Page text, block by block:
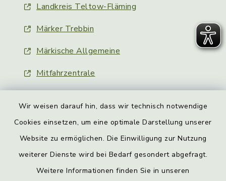
Wir weisen darauf hin, dass wir technisch notwendige
Cookies einsetzen, um eine optimale Darstellung unserer
Website zu ermöglichen. Die Einwilligung zur Nutzung
weiterer Dienste wird bei Bedarf gesondert abgefragt.
Weitere Informationen finden Sie in unseren
Landkreis Teltow-Fläming
Märker Trebbin
Märkische Allgemeine
Mitfahrzentrale
Barrierefreiheit